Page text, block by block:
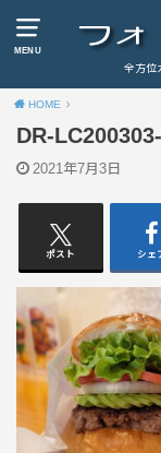
MENU
全方位
HOME
DR-
2021年7月3日
ポスト シェ